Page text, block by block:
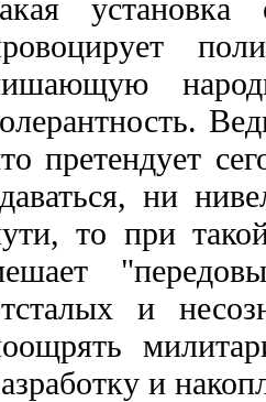
претендует
ни
то при
и
и